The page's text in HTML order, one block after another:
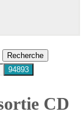
Recherche
CD